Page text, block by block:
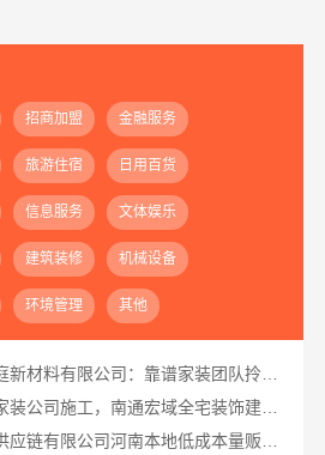
招商加盟 金融服务
旅游住宿 日用百货
信息服务 文体娱乐
建筑装修 机械设备
环境管理 其他
靠谱一站式家装公司施工，南通宏域全宅装饰建材有限公司全程负责